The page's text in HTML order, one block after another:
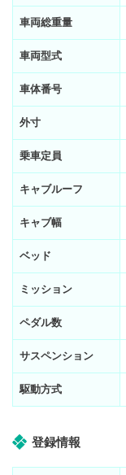
車両総重量
車両型式
車体番号
外寸
乗車定員
キャブルーフ
キャブ幅
ベッド
ミッション
ペダル数
サスペンション
駆動方式
登録情報